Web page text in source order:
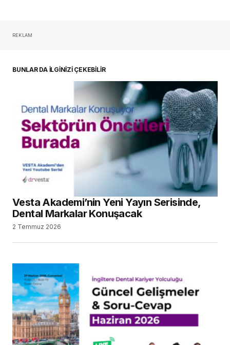
REKLAM
BUNLAR DA İLGİNİZİ ÇEKEBİLİR
Vesta Akademi’nin Yeni Yayın Serisinde,
Dental Markalar Konuşacak
2 Temmuz 2026